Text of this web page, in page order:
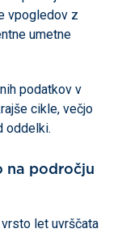
vpogledov z
umetne
podatkov v
cikle, večjo
oddelki.
na področju
let uvrščata